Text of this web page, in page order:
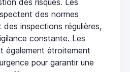
des risques. Les
des normes
inspections régulières,
constante. Les
également étroitement
pour garantir une